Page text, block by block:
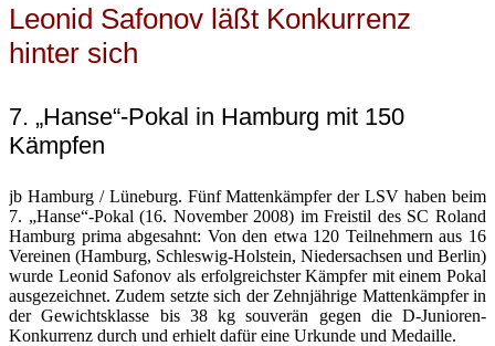
Leonid Safonov läßt Konkurrenz
hinter sich
7. „Hanse“-Pokal in Hamburg mit 150
Kämpfen
jb Hamburg / Lüneburg. Fünf Mattenkämpfer der LSV haben beim
7. „Hanse“-Pokal (16. November 2008) im Freistil des SC Roland
Hamburg prima abgesahnt: Von den etwa 120 Teilnehmern aus 16
Vereinen (Hamburg, Schleswig-Holstein, Niedersachsen und Berlin)
wurde Leonid Safonov als erfolgreichster Kämpfer mit einem Pokal
ausgezeichnet. Zudem setzte sich der Zehnjährige Mattenkämpfer in
der Gewichtsklasse bis 38 kg souverän gegen die D-Junioren-
Konkurrenz durch und erhielt dafür eine Urkunde und Medaille.